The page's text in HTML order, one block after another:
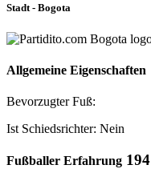
Stadt - Bogota
Allgemeine Eigenschaften
Bevorzugter Fuß:
Ist Schiedsrichter: Nein
Fußballer Erfahrung 194